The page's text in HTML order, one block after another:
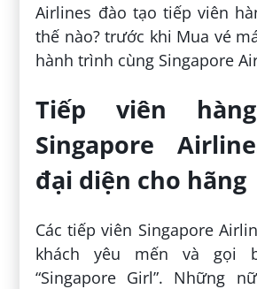
Airlines đào tạo tiếp viên
thế nào? trước khi Mua vé
hành trình cùng Singapore
Tiếp viên
Singapore
đại diện cho hãng
Các tiếp viên Singapore
khách yêu mến và gọi
“Singapore Girl”. Những